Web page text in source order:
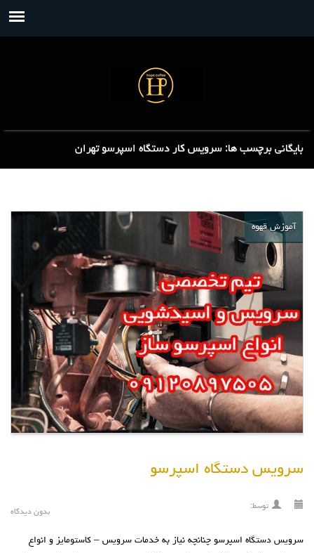
بایگانی برچسب ها: سرویس کار دستگاه اسپرسو تهران
آموزش قهوه
سرویس دستگاه اسپرسو
توسط:
بدون دیدگاه
سرویس دستگاه اسپرسو چنانچه نیاز به خدمات سرویس – کاستومایز و انواع